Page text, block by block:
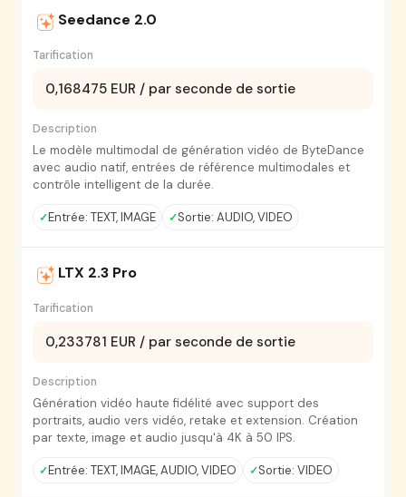
Seedance 2.0
Tarification
0,168475 EUR / par seconde de sortie
Description
Le modèle multimodal de génération vidéo de ByteDance
avec audio natif, entrées de référence multimodales et
contrôle intelligent de la durée.
Entrée: TEXT, IMAGE Sortie: AUDIO, VIDEO
LTX 2.3 Pro
Tarification
0,233781 EUR / par seconde de sortie
Description
Génération vidéo haute fidélité avec support des
portraits, audio vers vidéo, retake et extension. Création
par texte, image et audio jusqu'à 4K à 50 IPS.
Entrée: TEXT, IMAGE, AUDIO, VIDEO Sortie: VIDEO